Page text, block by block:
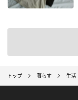
トップ 暮らす 生活